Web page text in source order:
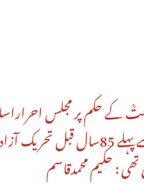
کے حکم پر مجلس
سب سے پہلے 85سال قبل
: حکیم محمدقاسم